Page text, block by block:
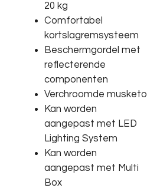
20 kg
Comfortabel
kortslagremsysteem
Beschermgordel met
reflecterende
componenten
Verchroomde
Kan worden
aangepast met LED
Lighting System
Kan worden
aangepast met Multi
Box